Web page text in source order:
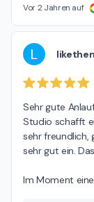
Vertrauen. Wir
begrüßen zu
Halle
Vor 2 Jahren auf
L
Sehr gute
Studio schafft
sehr freundlich,
sehr gut ein.
Im Moment